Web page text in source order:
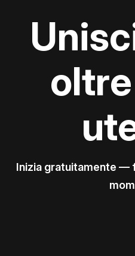
oltre
Inizia gratuitamente —